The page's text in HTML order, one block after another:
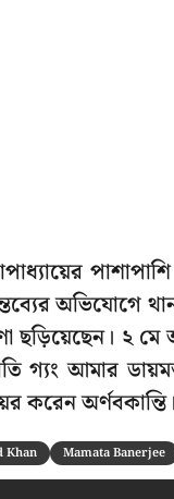
অভিযোগে
ছড়িয়েছেন। ২
গ্যং আমার
করেন অর্ণবকান্তি।
Khan Mamata Banerjee